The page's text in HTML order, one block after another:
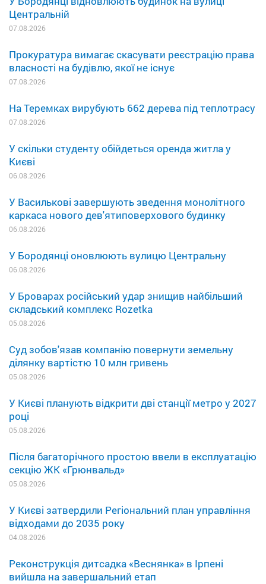
Центральній
07.08.2026
Прокуратура вимагає скасувати реєстрацію права
власності на будівлю, якої не існує
07.08.2026
На Теремках вирубують 662 дерева під теплотрасу
07.08.2026
У скільки студенту обійдеться оренда житла у
Києві
06.08.2026
У Василькові завершують зведення монолітного
каркаса нового дев'ятиповерхового будинку
06.08.2026
У Бородянці оновлюють вулицю Центральну
06.08.2026
У Броварах російський удар знищив найбільший
складський комплекс Rozetka
05.08.2026
Суд зобов'язав компанію повернути земельну
ділянку вартістю 10 млн гривень
05.08.2026
У Києві планують відкрити дві станції метро у 2027
році
05.08.2026
Після багаторічного простою ввели в експлуатацію
секцію ЖК «Грюнвальд»
05.08.2026
У Києві затвердили Регіональний план управління
відходами до 2035 року
04.08.2026
Реконструкція дитсадка «Веснянка» в Ірпені
вийшла на завершальний етап